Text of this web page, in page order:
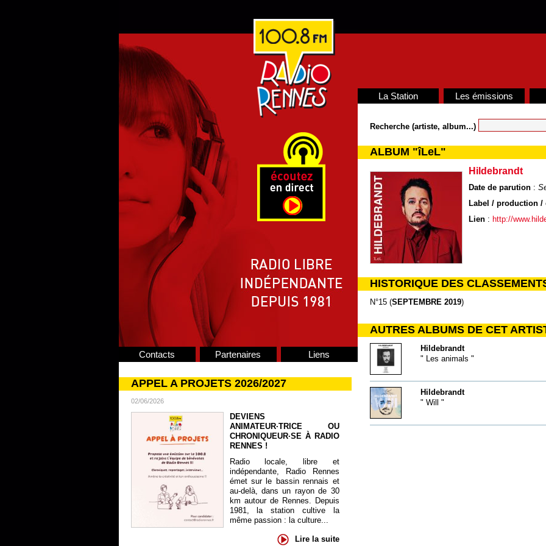
Contacts Partenaires Liens
APPEL A PROJETS 2026/2027
02/06/2026
DEVIENS
ANIMATEUR·TRICE OU
CHRONIQUEUR·SE À RADIO
RENNES !
Radio locale, libre et
indépendante, Radio Rennes
émet sur le bassin rennais et
au-delà, dans un rayon de 30
km autour de Rennes. Depuis
1981, la station cultive la
même passion : la culture...
Lire la suite
La Station Les émissions
Recherche (artiste, album...)
ALBUM "îLeL"
Hildebrandt
Date de parution:
Label / production
Lien: http://
HISTORIQUE DES
N°15 (SEPTEMBRE 2019)
AUTRES ALBUMS DE CET
Hildebrandt
" Les animals "
Hildebrandt
" Will "